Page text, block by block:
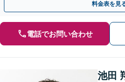
料金表を見
電話でお問い合わせ
池田